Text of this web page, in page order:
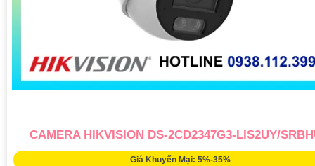
CAMERA HIKVISION DS-2CD2347G3-LIS2UY/
Giá Khuyến Mại: 5%-35%